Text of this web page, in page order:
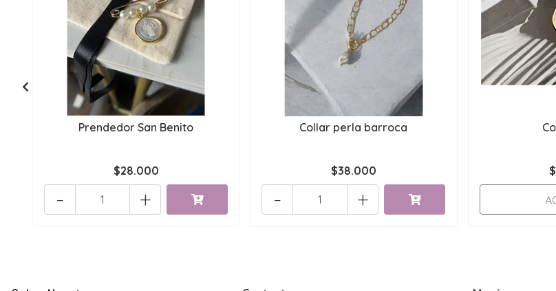
Prendedor San Benito
$28.000
+
-
Collar perla barroca
$38.000
+
-